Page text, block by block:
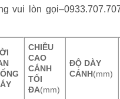
vui lòn
CHIỀU
CAO
CÁNH
TỐI
ĐA(mm)
ĐỘ DÀY
CÁNH(mm)